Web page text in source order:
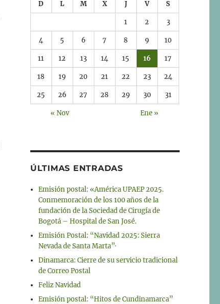
D L M X J V S
1 2 3
4 5 6 7 8 9 10
11 12 13 14 15 16 17
18 19 20 21 22 23 24
25 26 27 28 29 30 31
« Nov Ene »
ÚLTIMAS ENTRADAS
Emisión postal: «América UPAEP 2025.
Conmemoración de los 100 años de la
fundación de la Sociedad de Cirugía de
Bogotá – Hospital de San José.
Emisión Postal: “Navidad 2025: Sierra
Nevada de Santa Marta”·
Dinamarca: Cierre de su servicio tradicional
de Correo Postal
Feliz Navidad
Emisión postal: “Hitos de Cundinamarca”